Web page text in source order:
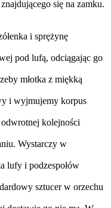
się na zamku.
i sprężynę
pod lufą, odciągając go
młotka z miękką
i wyjmujemy korpus
kolejności
Wystarczy w
lufy i podzespołów
sztucer w orzechu